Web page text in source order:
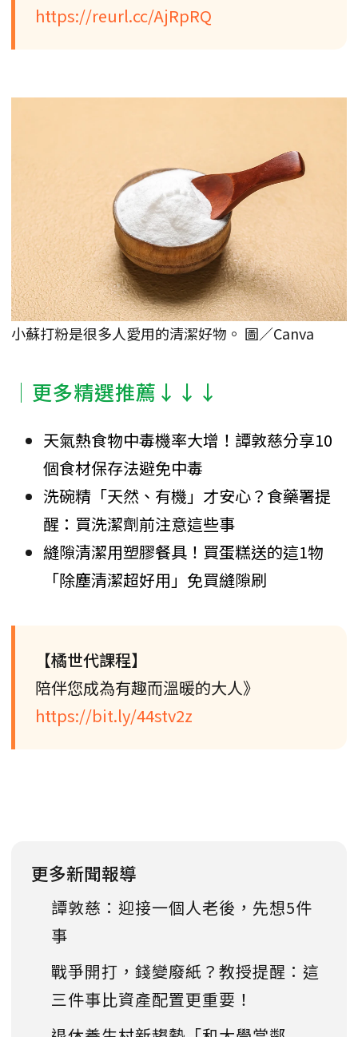
https://reurl.cc/AjRpRQ
小蘇打粉是很多人愛用的清潔好物。 圖／Canva
│更多精選推薦↓↓↓
天氣熱食物中毒機率大增！譚敦慈分享10
個食材保存法避免中毒
洗碗精「天然、有機」才安心？食藥署提
醒：買洗潔劑前注意這些事
縫隙清潔用塑膠餐具！買蛋糕送的這1物
「除塵清潔超好用」免買縫隙刷
【橘世代課程】
陪伴您成為有趣而溫暖的大人》
https://bit.ly/44stv2z
更多新聞報導
譚敦慈：迎接一個人老後，先想5件
事
戰爭開打，錢變廢紙？教授提醒：這
三件事比資產配置更重要！